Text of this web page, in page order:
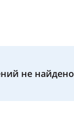
не найдено